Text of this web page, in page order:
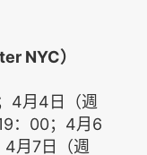
NYC）
4月4日（週
：00；4月6
4月7日（週